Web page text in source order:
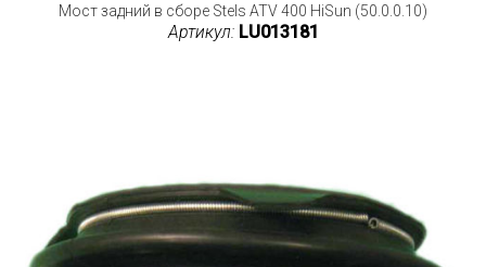
Мост задний в сборе Stels ATV 400 HiSun (50.0.0.10)
Артикул: LU013181